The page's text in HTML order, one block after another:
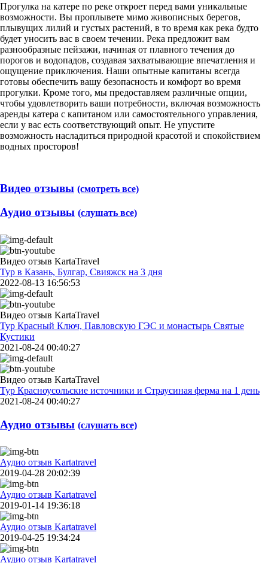
Прогулка на катере по реке откроет перед вами уникальные
возможности. Вы проплывете мимо живописных берегов,
плывущих лилий и густых растений, в то время как река будто
будет уносить вас в своем течении. Река предложит вам
разнообразные пейзажи, начиная от плавного течения до
порогов и водопадов, создавая захватывающие впечатления и
ощущение приключения. Наши опытные капитаны всегда
готовы обеспечить вашу безопасность и комфорт во время
прогулки. Кроме того, мы предоставляем различные опции,
чтобы удовлетворить ваши потребности, включая возможность
аренды катера с капитаном или самостоятельного управления,
если у вас есть соответствующий опыт. Не упустите
возможность насладиться природной красотой и спокойствием
водных просторов!
Видео отзывы (смотреть все)
Аудио отзывы (слушать все)
Видео отзыв KartaTravel
Тур в Казань, Булгар, Свияжск на 3 дня
2022-08-13 16:56:53
Видео отзыв KartaTravel
Тур Красный Ключ, Павловскую ГЭС и монастырь Святые
Кустики
2021-08-24 00:40:27
Видео отзыв KartaTravel
Тур Красноусольские источники и Страусиная ферма на 1 день
2021-08-24 00:40:27
Аудио отзывы (слушать все)
Аудио отзыв Kartatravel
2019-04-28 20:02:39
Аудио отзыв Kartatravel
2019-01-14 19:36:18
Аудио отзыв Kartatravel
2019-04-25 19:34:24
Аудио отзыв Kartatravel